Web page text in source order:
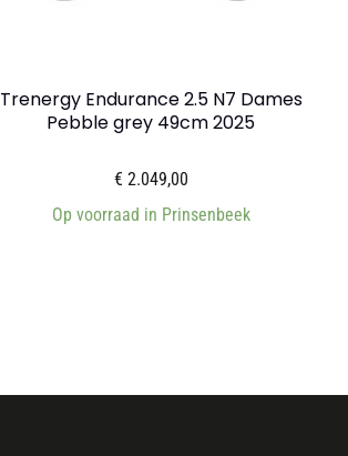
Trenergy Endurance 2.5 N7 Dames
Pebble grey 49cm 2025
€ 2.049,00
Op voorraad in Prinsenbeek